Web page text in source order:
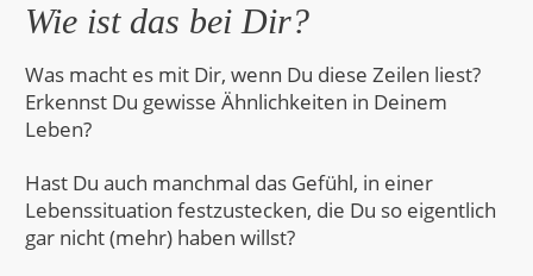
Wie ist das bei Dir?
Was macht es mit Dir, wenn Du diese Zeilen liest?
Erkennst Du gewisse Ähnlichkeiten in Deinem
Leben?
Hast Du auch manchmal das Gefühl, in einer
Lebenssituation festzustecken, die Du so eigentlich
gar nicht (mehr) haben willst?